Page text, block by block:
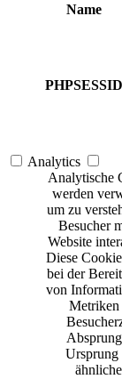
Name
PHPSESSID
Analytics
Analytische
werden
um zu
Besucher
Website
Diese
bei der
von
Ursprung